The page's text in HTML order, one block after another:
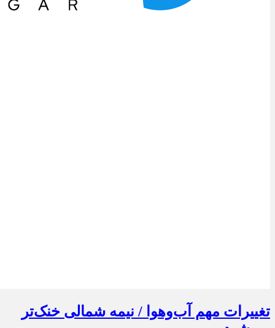
تغییرات مهم آب‌وهوا / نیمه شمالی خنک‌تر